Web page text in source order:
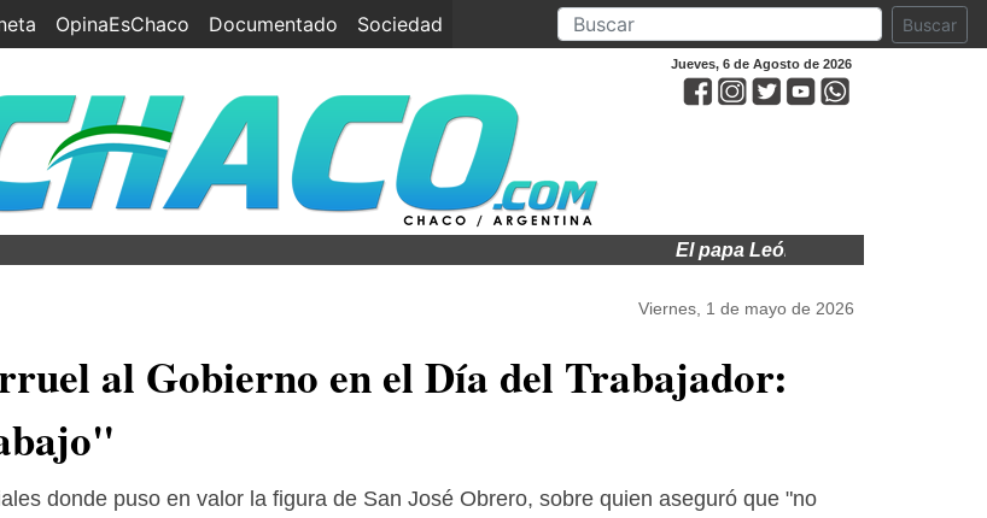
OpinaEsChaco Documentado Sociedad Buscar
Jueves, 6 de Agosto de 2026
El papa León XIV visitará a
Viernes, 1 de mayo de 2026
al Gobierno en el Día del Trabajador:
donde puso en valor la figura de San José Obrero, sobre quien aseguró que "no